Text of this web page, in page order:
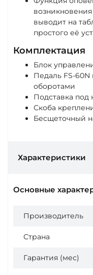
выводит на
простого её
Комплектация
Блок
Педаль FS-
оборотами
Подставка под
Скоба
Бесщеточный
Характеристики
Основные
Производитель
Страна
Гарантия (мес)